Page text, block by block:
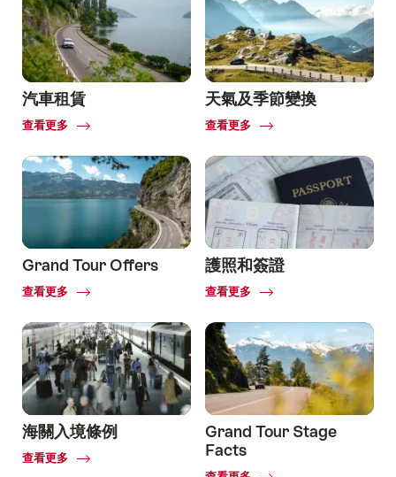
Navigation
汽車租賃
查看更多 Common.Of
天氣及季節變換
查看更多
Common.Of
氣
變
換
Grand Tour Offers
查看更多
Common.Of
Tour
Offers
護照和簽證
查看更多
Common.Of
照
和
簽
證
海關入境條例
查看更多
Common.Of
Grand Tour Stage
Facts